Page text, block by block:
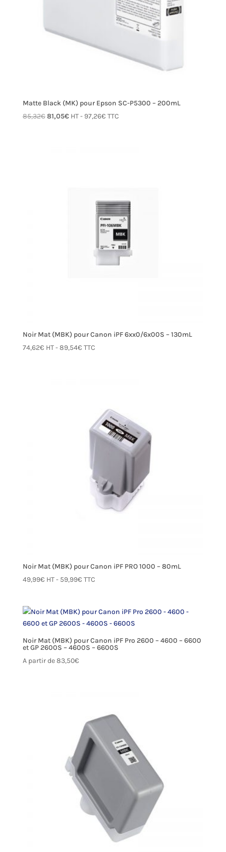
Matte Black (MK) pour Epson SC-P5300 – 200mL
85,32€Le
81,05€LeHT - 97,26€ TTC
Noir Mat (MBK) pour Canon iPF 6xx0/6x00S – 130mL
74,62€ HT -89,54€ TTC
Noir Mat (MBK) pour Canon iPF PRO 1000 – 80mL
49,99€ HT - 59,99€ TTC
Noir Mat (MBK) pour Canon iPF Pro 2600 – 4600 – 6600
et GP 2600S – 4600S – 6600S
A partir de83,50€